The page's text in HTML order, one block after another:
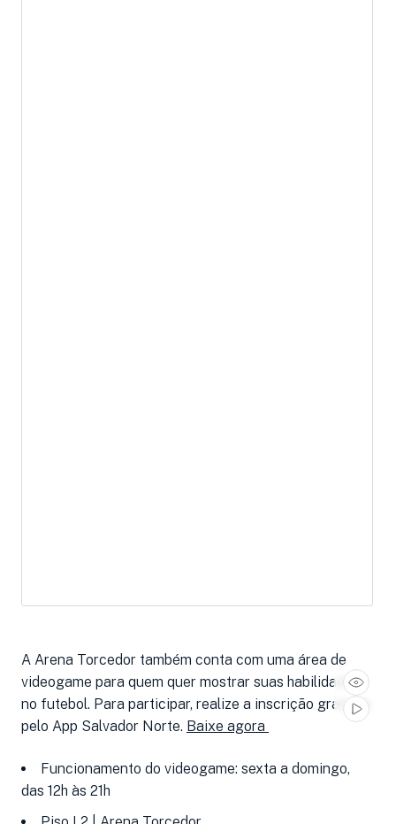
A Arena Torcedor também conta com uma área de
videogame para quem quer mostrar suas habilidades
no futebol. Para participar, realize a inscrição gratuita
pelo App Salvador Norte. Baixe agora
Funcionamento do videogame: sexta a domingo,
das 12h às 21h